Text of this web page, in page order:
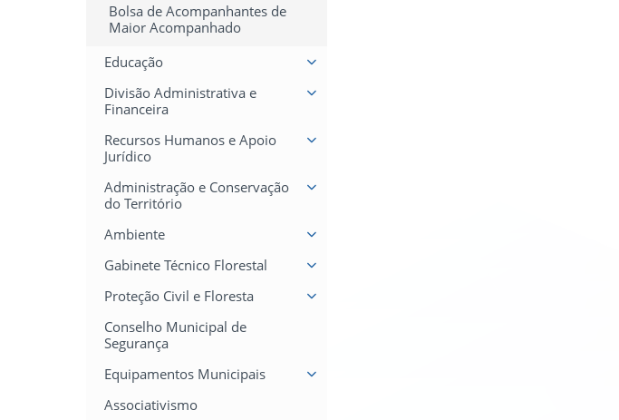
Bolsa de Acompanhantes de
Maior Acompanhado
Educação
Divisão Administrativa e
Financeira
Recursos Humanos e Apoio
Jurídico
Administração e Conservação
do Território
Ambiente
Gabinete Técnico Florestal
Proteção Civil e Floresta
Conselho Municipal de
Segurança
Equipamentos Municipais
Associativismo